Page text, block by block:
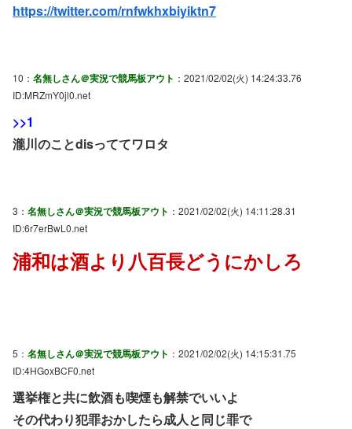
https://twitter.com/rnfwkhxbiyiktn7
10： 名無しさん＠実況で競馬板アウト ：2021/02/02(火) 14:24:33.76
ID:MRZmY0jl0.net
>>1
瀧川のことdisっててワロタ
3： 名無しさん＠実況で競馬板アウト ：2021/02/02(火) 14:11:28.31
ID:6r7erBwL0.net
浦和は酒より八百長どうにかしろ
5： 名無しさん＠実況で競馬板アウト ：2021/02/02(火) 14:15:31.75
ID:4HGoxBCF0.net
選挙権と共に飲酒も喫煙も解禁でいいよ
その代わり犯罪おかしたら成人と同じ罪で